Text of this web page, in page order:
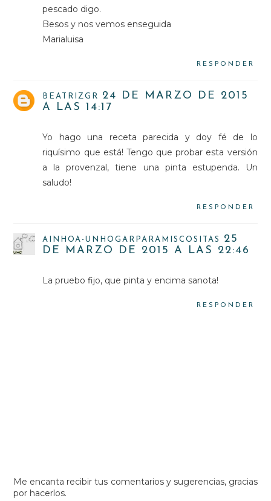
pescado digo.
Besos y nos vemos enseguida
Marialuisa
RESPONDER
BEATRIZGR
24 DE MARZO DE 2015
A LAS 14:17
Yo hago una receta parecida y doy fé de lo
riquísimo que está! Tengo que probar esta versión
a la provenzal, tiene una pinta estupenda. Un
saludo!
RESPONDER
AINHOA-UNHOGARPARAMISCOSITAS
25
DE MARZO DE 2015 A LAS 22:46
La pruebo fijo, que pinta y encima sanota!
RESPONDER
Me encanta recibir tus comentarios y sugerencias, gracias
por hacerlos.